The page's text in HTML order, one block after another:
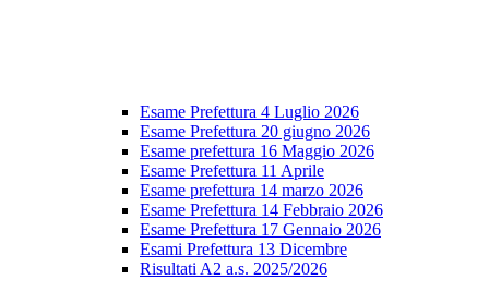
Esame Prefettura 4 Luglio 2026
Esame Prefettura 20 giugno 2026
Esame prefettura 16 Maggio 2026
Esame Prefettura 11 Aprile
Esame prefettura 14 marzo 2026
Esame Prefettura 14 Febbraio 2026
Esame Prefettura 17 Gennaio 2026
Esami Prefettura 13 Dicembre
Risultati A2 a.s. 2025/2026